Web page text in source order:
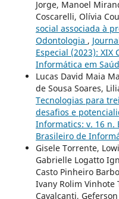
Jorge, Manoel
Coscarelli, Olívia
social associada à
Odontologia ,
Especial (2023):
Informática em
Lucas David Maia
de Sousa Soares,
Tecnologias para
desafios e
Informatics: v. 16 n.
Brasileiro de
Gisele Torrente,
Gabrielle Logatto
Casto Pinheiro
Ivany Rolim Vinhote
Cavalcanti,